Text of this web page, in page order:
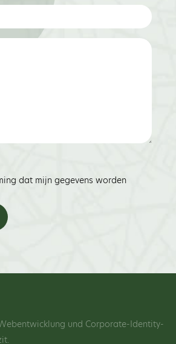
dat mijn gegevens worden
und Corporate-Identity-